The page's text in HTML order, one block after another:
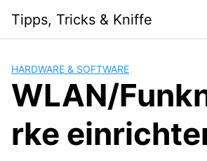
content
Tipps, Tricks & Kniffe
HARDWARE & SOFTWARE
WLAN/
rke